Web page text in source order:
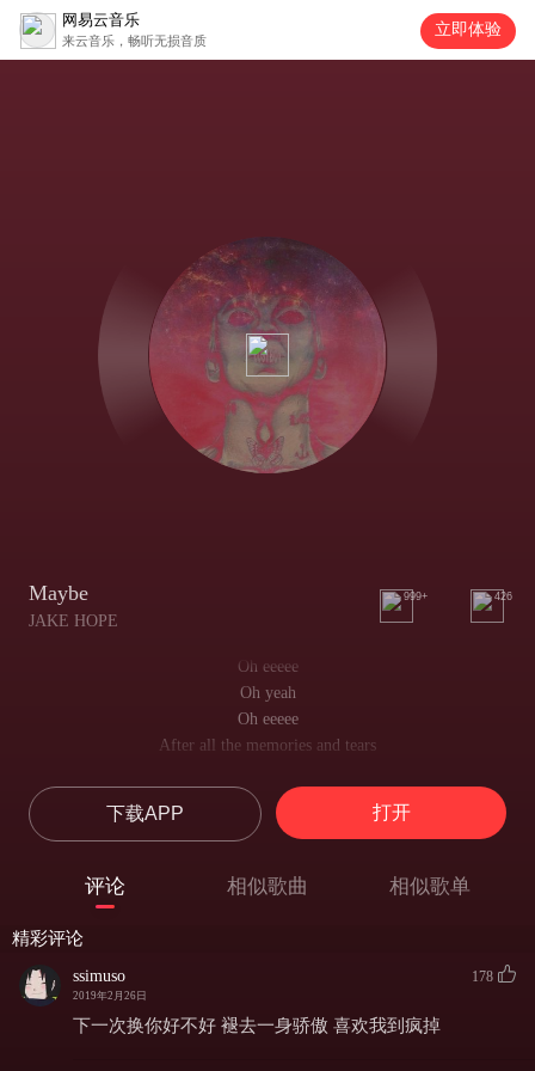
网易云音乐
来云音乐，畅听无损音质
立即体验
Maybe
JAKE HOPE
999+ 426
Oh eeeee
Oh yeah
Oh eeeee
After all the memories and tears
I held my head up forgot all the years
我抬起头，不再想这些年
Even if it wasn't true love it got me, it got me
即使不是真爱，它也让我感动，它让我感动
It got me switching lanes,
实现梦想，思维清晰
下载APP 打开
评论 相似歌曲 相似歌单
精彩评论
ssimuso
2019年2月26日
178
下一次换你好不好 褪去一身骄傲 喜欢我到疯掉